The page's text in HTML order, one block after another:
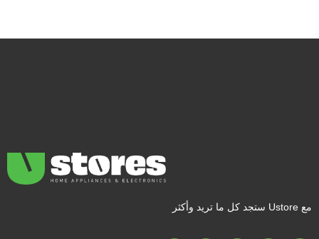
مع Ustore ستجد كل ما تريد وأكثر